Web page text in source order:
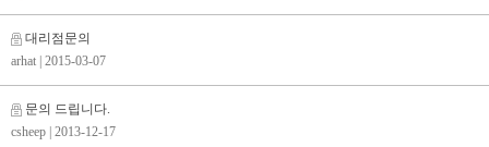
대리점문의
arhat | 2015-03-07
문의 드립니다.
csheep | 2013-12-17